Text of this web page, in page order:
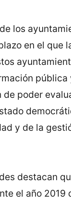
los
en el que
pública
poder
y de la
destacan
el año 2019